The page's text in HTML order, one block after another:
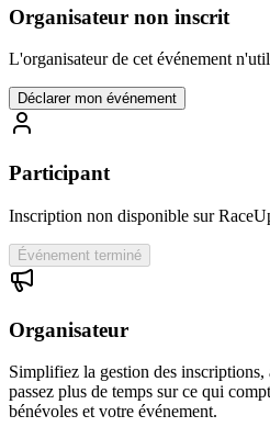
Organisateur non inscrit
L'organisateur de cet événement
Déclarer mon événement
Participant
Inscription non disponible sur
Événement terminé
Organisateur
Simplifiez la gestion des inscriptions,
passez plus de temps sur ce qui
bénévoles et votre événement.